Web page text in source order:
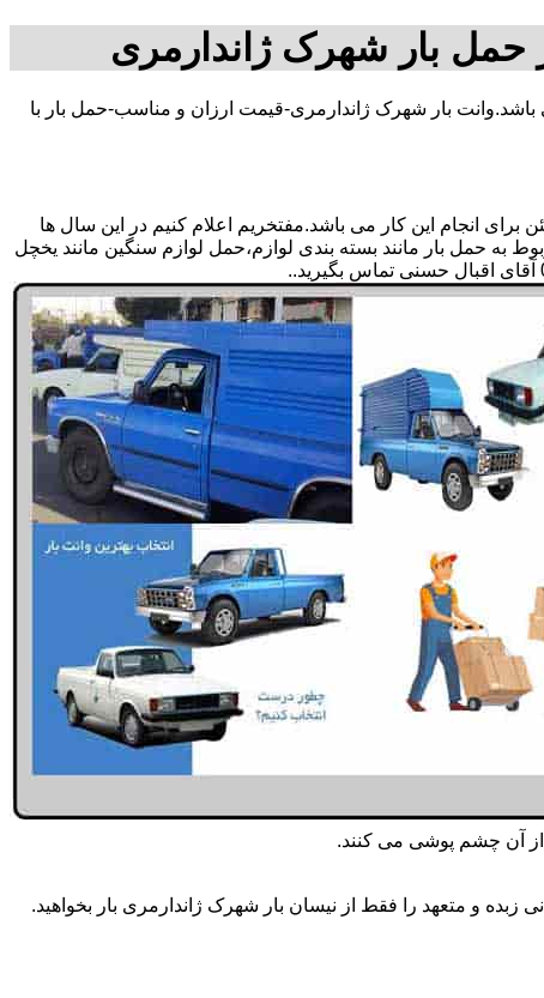
حمل بار شهرک ژاندارمری
بار شهرک ژاندارمری-قیمت ارزان و مناسب-حمل بار با
انجام این کار می باشد.مفتخریم اعلام کنیم در این سال ها
به حمل بار مانند بسته بندی لوازم،حمل لوازم سنگین مانند یخچل
از آن چشم پوشی می کنند.
و متعهد را فقط از نیسان بار شهرک ژاندارمری بار بخواهید.